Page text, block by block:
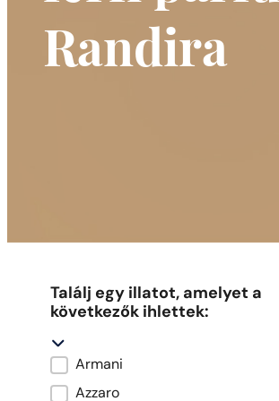
Randira
Találj egy illatot, amelyet a
következők ihlettek:
Marka oryginału
Armani
Azzaro